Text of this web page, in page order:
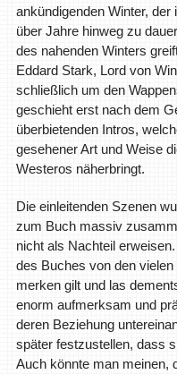
ankündigenden Winter,
über Jahre hinweg zu
des nahenden Winters
Eddard Stark, Lord von
schließlich um den
geschieht erst nach dem
überbietenden Intros,
gesehener Art und Weise
Westeros näherbringt.
Die einleitenden Szenen
zum Buch massiv
nicht als Nachteil
des Buches von den
merken gilt und las
enorm aufmerksam und
deren Beziehung
später festzustellen, dass
Auch könnte man meinen,